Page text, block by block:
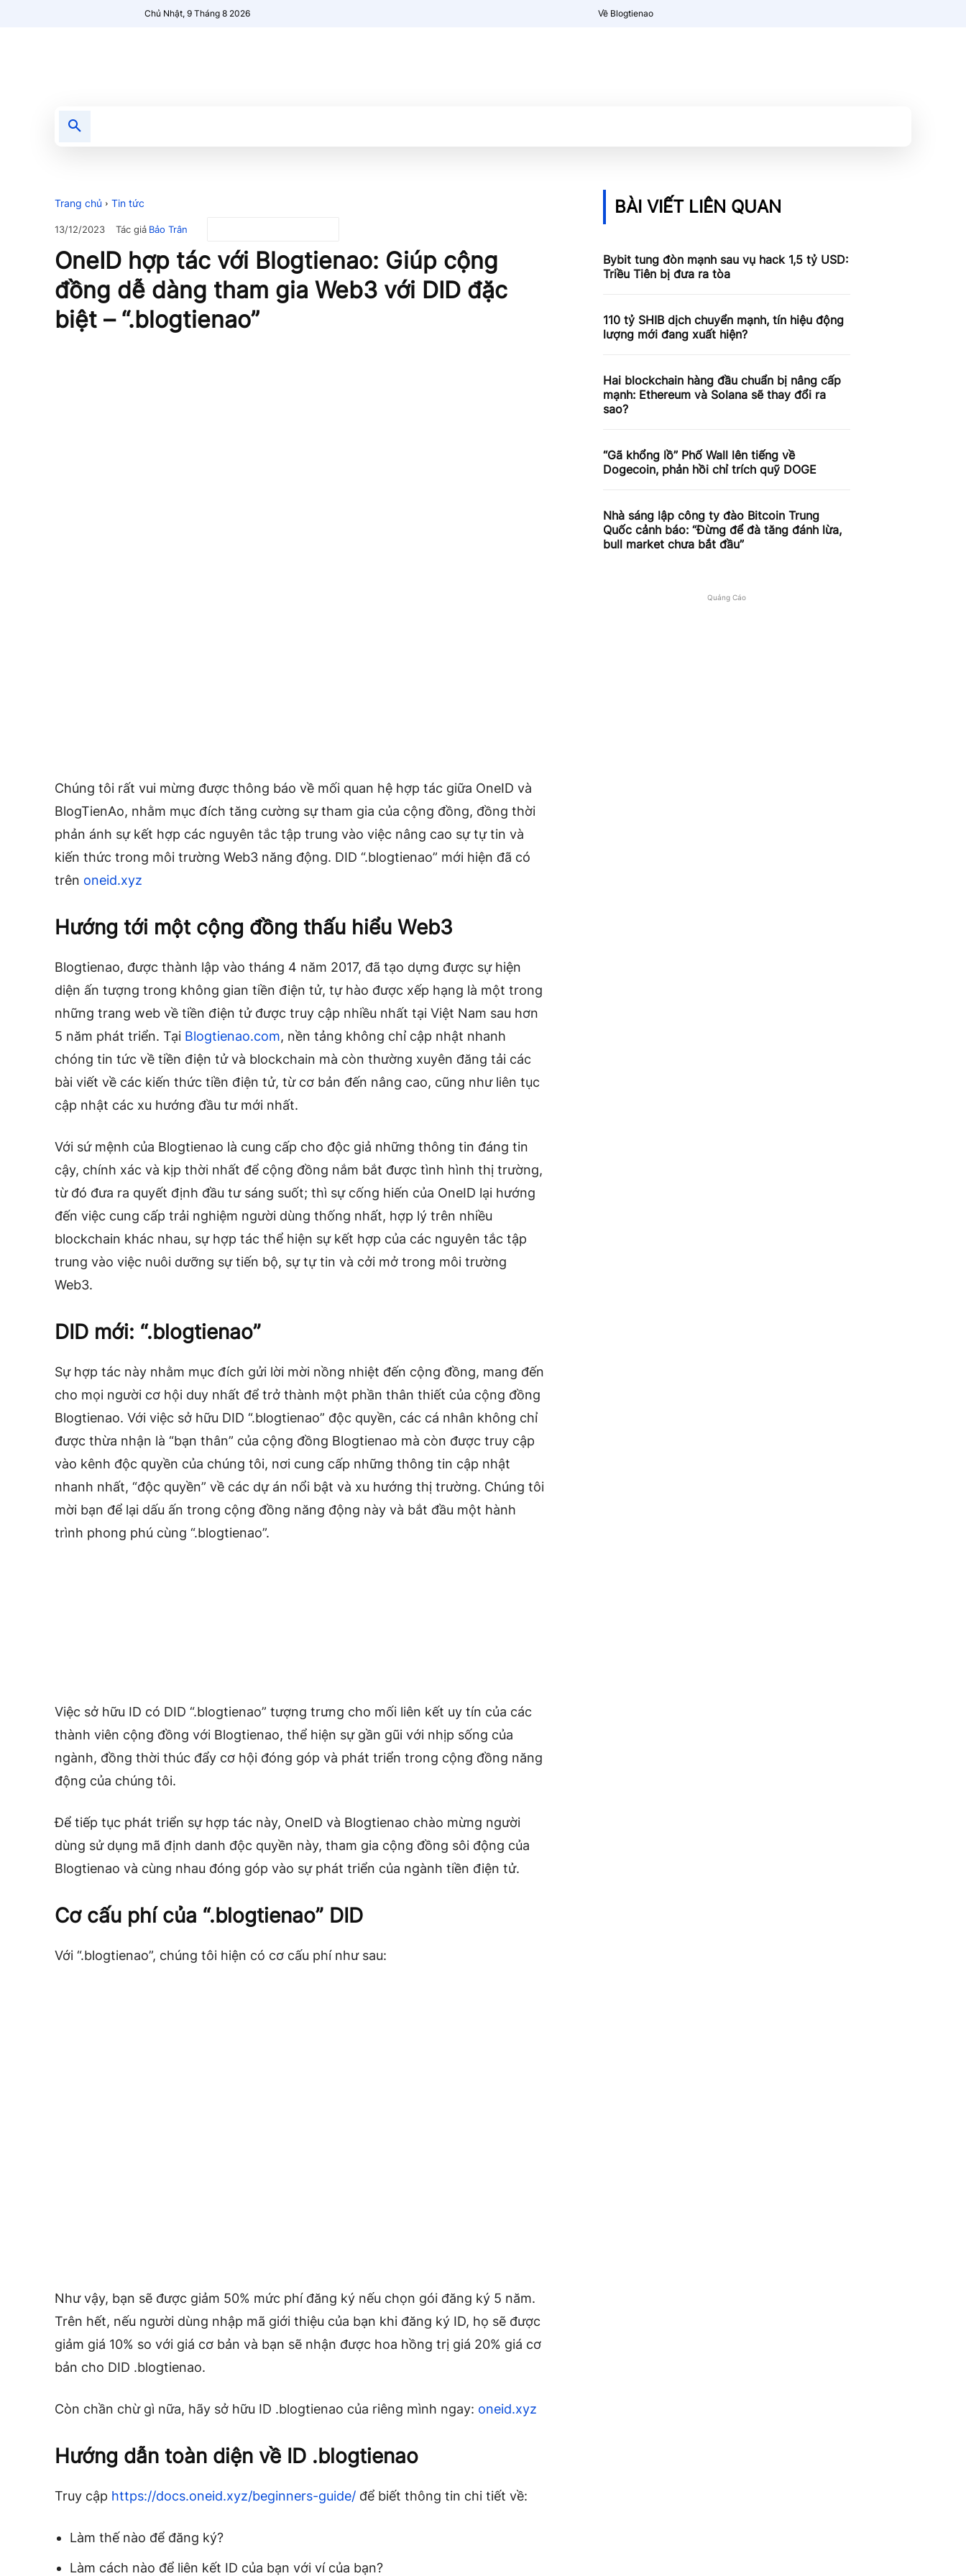
Chủ Nhật, 9 Tháng 8 2026 Về Blogtienao
Trang chủ Tin tức
13/12/2023 Tác giả Bảo Trân
OneID hợp tác với Blogtienao: Giúp cộng
đồng dễ dàng tham gia Web3 với DID đặc
biệt – “.blogtienao”
Chúng tôi rất vui mừng được thông báo về mối quan hệ hợp tác giữa OneID và
BlogTienAo, nhằm mục đích tăng cường sự tham gia của cộng đồng, đồng thời
phản ánh sự kết hợp các nguyên tắc tập trung vào việc nâng cao sự tự tin và
kiến thức trong môi trường Web3 năng động. DID “.blogtienao” mới hiện đã có
trên oneid.xyz
Hướng tới một cộng đồng thấu hiểu Web3
Blogtienao, được thành lập vào tháng 4 năm 2017, đã tạo dựng được sự hiện
diện ấn tượng trong không gian tiền điện tử, tự hào được xếp hạng là một trong
những trang web về tiền điện tử được truy cập nhiều nhất tại Việt Nam sau hơn
5 năm phát triển. Tại Blogtienao.com, nền tảng không chỉ cập nhật nhanh
chóng tin tức về tiền điện tử và blockchain mà còn thường xuyên đăng tải các
bài viết về các kiến thức tiền điện tử, từ cơ bản đến nâng cao, cũng như liên tục
cập nhật các xu hướng đầu tư mới nhất.
Với sứ mệnh của Blogtienao là cung cấp cho độc giả những thông tin đáng tin
cậy, chính xác và kịp thời nhất để cộng đồng nắm bắt được tình hình thị trường,
từ đó đưa ra quyết định đầu tư sáng suốt; thì sự cống hiến của OneID lại hướng
đến việc cung cấp trải nghiệm người dùng thống nhất, hợp lý trên nhiều
blockchain khác nhau, sự hợp tác thể hiện sự kết hợp của các nguyên tắc tập
trung vào việc nuôi dưỡng sự tiến bộ, sự tự tin và cởi mở trong môi trường
Web3.
DID mới: “.blogtienao”
Sự hợp tác này nhằm mục đích gửi lời mời nồng nhiệt đến cộng đồng, mang đến
cho mọi người cơ hội duy nhất để trở thành một phần thân thiết của cộng đồng
Blogtienao. Với việc sở hữu DID “.blogtienao” độc quyền, các cá nhân không chỉ
được thừa nhận là “bạn thân” của cộng đồng Blogtienao mà còn được truy cập
vào kênh độc quyền của chúng tôi, nơi cung cấp những thông tin cập nhật
nhanh nhất, “độc quyền” về các dự án nổi bật và xu hướng thị trường. Chúng tôi
mời bạn để lại dấu ấn trong cộng đồng năng động này và bắt đầu một hành
trình phong phú cùng “.blogtienao”.
Việc sở hữu ID có DID “.blogtienao” tượng trưng cho mối liên kết uy tín của các
thành viên cộng đồng với Blogtienao, thể hiện sự gần gũi với nhịp sống của
ngành, đồng thời thúc đẩy cơ hội đóng góp và phát triển trong cộng đồng năng
động của chúng tôi.
Để tiếp tục phát triển sự hợp tác này, OneID và Blogtienao chào mừng người
dùng sử dụng mã định danh độc quyền này, tham gia cộng đồng sôi động của
Blogtienao và cùng nhau đóng góp vào sự phát triển của ngành tiền điện tử.
Cơ cấu phí của “.blogtienao” DID
Với “.blogtienao”, chúng tôi hiện có cơ cấu phí như sau:
Như vậy, bạn sẽ được giảm 50% mức phí đăng ký nếu chọn gói đăng ký 5 năm.
Trên hết, nếu người dùng nhập mã giới thiệu của bạn khi đăng ký ID, họ sẽ được
giảm giá 10% so với giá cơ bản và bạn sẽ nhận được hoa hồng trị giá 20% giá cơ
bản cho DID .blogtienao.
Còn chần chừ gì nữa, hãy sở hữu ID .blogtienao của riêng mình ngay: oneid.xyz
Hướng dẫn toàn diện về ID .blogtienao
Truy cập https://docs.oneid.xyz/beginners-guide/ để biết thông tin chi tiết về:
Làm thế nào để đăng ký?
Làm cách nào để liên kết ID của bạn với ví của bạn?
BÀI VIẾT LIÊN QUAN
Bybit tung đòn mạnh sau vụ hack 1,5 tỷ USD:
Triều Tiên bị đưa ra tòa
110 tỷ SHIB dịch chuyển mạnh, tín hiệu động
lượng mới đang xuất hiện?
Hai blockchain hàng đầu chuẩn bị nâng cấp
mạnh: Ethereum và Solana sẽ thay đổi ra
sao?
“Gã khổng lồ” Phố Wall lên tiếng về
Dogecoin, phản hồi chỉ trích quỹ DOGE
Nhà sáng lập công ty đào Bitcoin Trung
Quốc cảnh báo: “Đừng để đà tăng đánh lừa,
bull market chưa bắt đầu”
Quảng Cáo